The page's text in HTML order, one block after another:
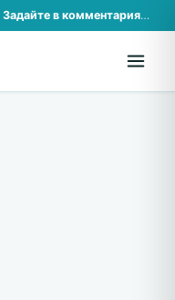
Задайте в комментариях — ответим!